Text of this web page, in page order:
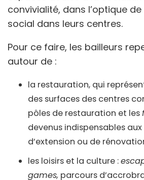
convivialité, dans l’optique
social dans leurs centres.
Pour ce faire, les bailleurs
autour de :
la restauration, qui
des surfaces des centres
pôles de restauration et les
devenus indispensables
d’extension ou de
les loisirs et la culture :
games, parcours